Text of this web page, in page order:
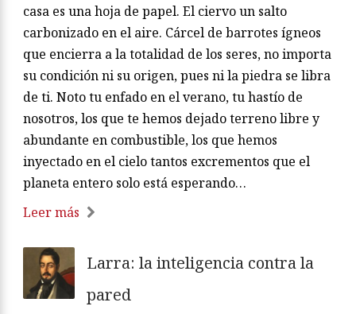
casa es una hoja de papel. El ciervo un salto
carbonizado en el aire. Cárcel de barrotes ígneos
que encierra a la totalidad de los seres, no importa
su condición ni su origen, pues ni la piedra se libra
de ti. Noto tu enfado en el verano, tu hastío de
nosotros, los que te hemos dejado terreno libre y
abundante en combustible, los que hemos
inyectado en el cielo tantos excrementos que el
planeta entero solo está esperando…
Leer más
Larra: la inteligencia contra la
pared